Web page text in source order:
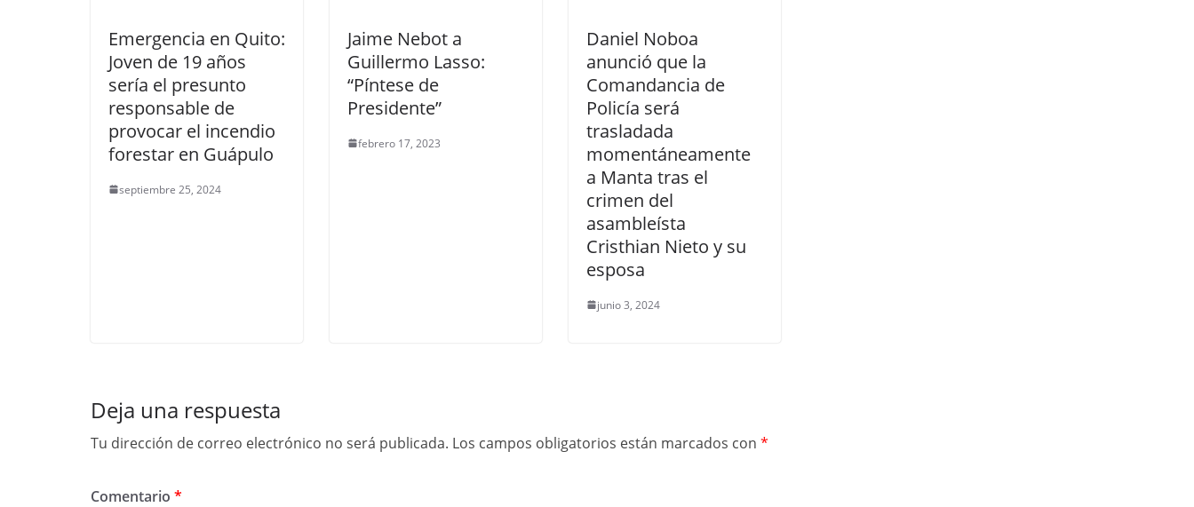
Emergencia en Quito:
Joven de 19 años
sería el presunto
responsable de
provocar el incendio
forestar en Guápulo
septiembre 25, 2024
Jaime Nebot a
Guillermo Lasso:
“Píntese de
Presidente”
febrero 17, 2023
Daniel Noboa
anunció que la
Comandancia de
Policía será
trasladada
momentáneamente
a Manta tras el
crimen del
asambleísta
Cristhian Nieto y su
esposa
junio 3, 2024
Deja una respuesta
Tu dirección de correo electrónico no será publicada. Los campos obligatorios están marcados con *
Comentario *